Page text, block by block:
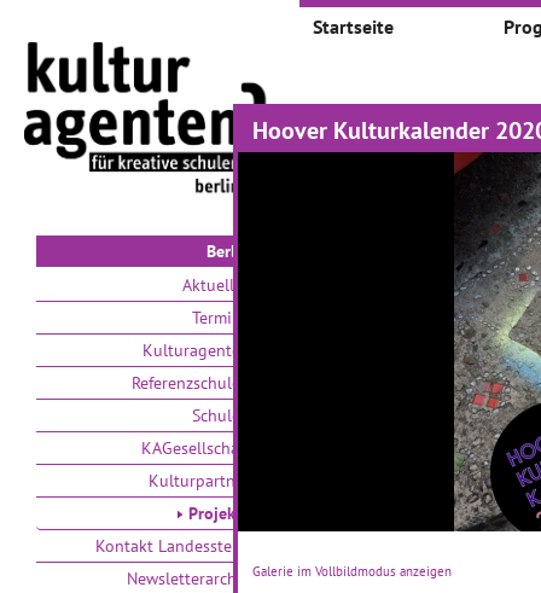
Hoover Kulturkalender
Galerie im Vollbildmodus anzeigen
Berlin
Aktuelles
Termine
Kulturagenten
Referenzschulen
Schulen
KAGesellschaft
Kulturpartner
Projekte
Kontakt Landesstelle
Newsletterarchiv
Startseite
Projekte
Wunderkammer für die